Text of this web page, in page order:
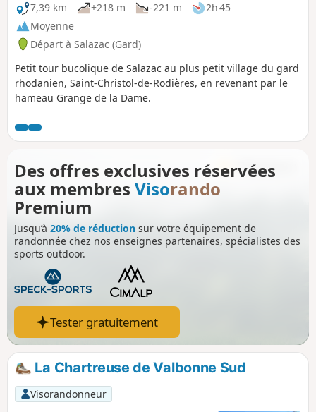
7,39 km
+218 m -221 m
2h 45
Moyenne
Départ à Salazac (Gard)
Petit tour bucolique de Salazac au plus petit village du gard
rhodanien, Saint-Christol-de-Rodières, en revenant par le
hameau Grange de la Dame.
Des offres exclusives réservées
aux membres Visorando
Premium
Jusqu’à 20% de réduction sur votre équipement de
randonnée chez nos enseignes partenaires, spécialistes des
sports outdoor.
Tester gratuitement
La Chartreuse de Valbonne Sud
Visorandonneur